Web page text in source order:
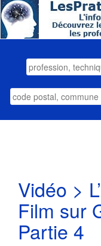
Vidéo >
Film sur
Partie 4